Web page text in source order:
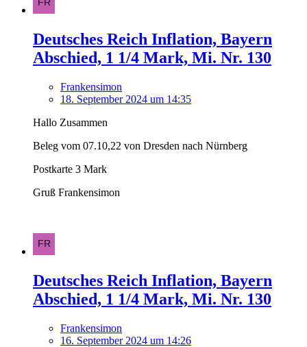
Deutsches Reich Inflation, Bayern
Abschied, 1 1/4 Mark, Mi. Nr. 130
Frankensimon
18. September 2024 um 14:35
Hallo Zusammen
Beleg vom 07.10,22 von Dresden nach Nürnberg
Postkarte 3 Mark
Gruß Frankensimon
Deutsches Reich Inflation, Bayern
Abschied, 1 1/4 Mark, Mi. Nr. 130
Frankensimon
16. September 2024 um 14:26